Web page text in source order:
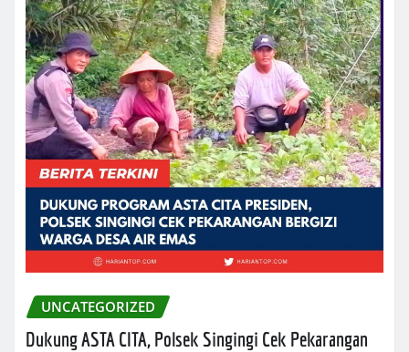
UNCATEGORIZED
Dukung ASTA CITA, Polsek Singingi Cek Pekarangan